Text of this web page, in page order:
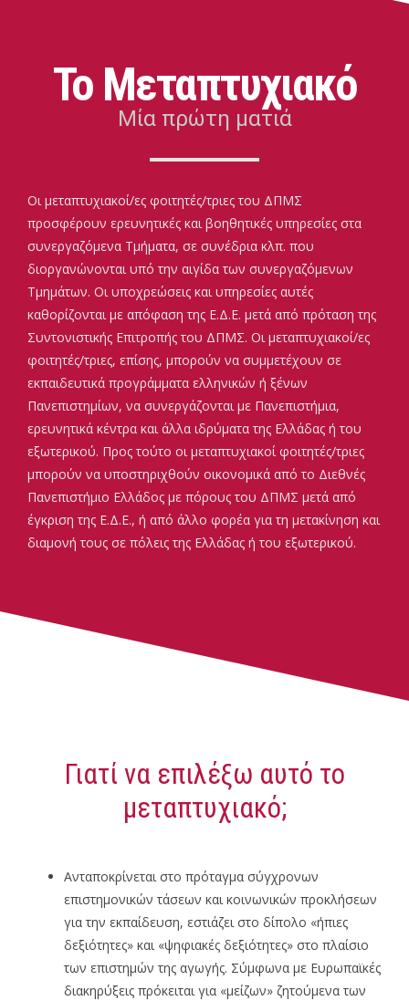
Το Μεταπτυχιακό
Μία πρώτη ματιά
Οι μεταπτυχιακοί/ες φοιτητές/τριες του ΔΠΜΣ
προσφέρουν ερευνητικές και βοηθητικές υπηρεσίες στα
συνεργαζόμενα Τμήματα, σε συνέδρια κλπ. που
διοργανώνονται υπό την αιγίδα των συνεργαζόμενων
Τμημάτων. Οι υποχρεώσεις και υπηρεσίες αυτές
καθορίζονται με απόφαση της Ε.Δ.Ε. μετά από πρόταση της
Συντονιστικής Επιτροπής του ΔΠΜΣ. Οι μεταπτυχιακοί/ες
φοιτητές/τριες, επίσης, μπορούν να συμμετέχουν σε
εκπαιδευτικά προγράμματα ελληνικών ή ξένων
Πανεπιστημίων, να συνεργάζονται με Πανεπιστήμια,
ερευνητικά κέντρα και άλλα ιδρύματα της Ελλάδας ή του
εξωτερικού. Προς τούτο οι μεταπτυχιακοί φοιτητές/τριες
μπορούν να υποστηριχθούν οικονομικά από το Διεθνές
Πανεπιστήμιο Ελλάδος με πόρους του ΔΠΜΣ μετά από
έγκριση της Ε.Δ.Ε., ή από άλλο φορέα για τη μετακίνηση και
διαμονή τους σε πόλεις της Ελλάδας ή του εξωτερικού.
Γιατί να επιλέξω αυτό το
μεταπτυχιακό;
Ανταποκρίνεται στο πρόταγμα σύγχρονων
επιστημονικών τάσεων και κοινωνικών προκλήσεων
για την εκπαίδευση, εστιάζει στο δίπολο «ήπιες
δεξιότητες» και «ψηφιακές δεξιότητες» στο πλαίσιο
των επιστημών της αγωγής. Σύμφωνα με Ευρωπαϊκές
διακηρύξεις πρόκειται για «μείζων» ζητούμενα των